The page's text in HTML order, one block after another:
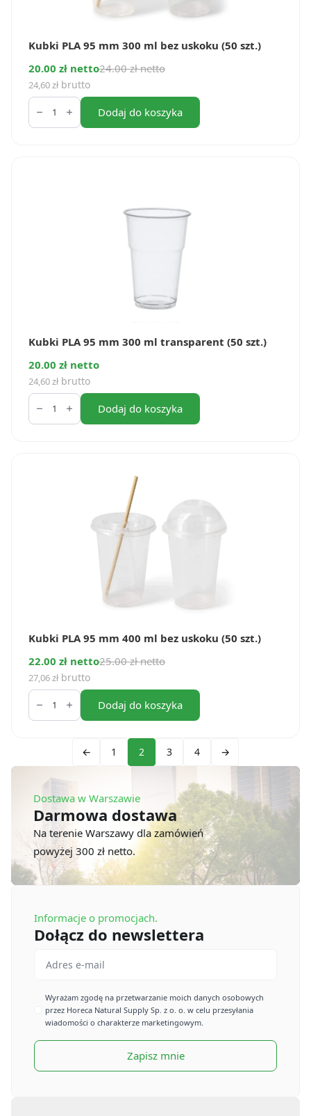
Dostawa w Warszawie
Darmowa dostawa
Na terenie Warszawy dla zamówień
powyżej 300 zł netto.
Informacje o promocjach.
Dołącz do newslettera
Imię
Wyrażam zgodę na przetwarzanie moich danych osobowych
przez Horeca Natural Supply Sp. z o. o. w celu przesyłania
wiadomości o charakterze marketingowym.
Zapisz mnie
Kubki PLA 95 mm 300 ml bez uskoku (50 szt.)
20.00 zł netto24.00 zł netto
24,60zł brutto
ilość
Kubki
PLA
Dodaj do koszyka
Kubki PLA 95 mm 300 ml transparent (50 szt.)
20.00 zł netto
24,60zł brutto
ilość
Kubki
PLA
Dodaj do koszyka
Kubki PLA 95 mm 400 ml bez uskoku (50 szt.)
22.00 zł netto25.00 zł netto
27,06zł brutto
ilość
Kubki
PLA
uskoku
(50
szt.)
Dodaj do koszyka
← 1 2 3 4 →